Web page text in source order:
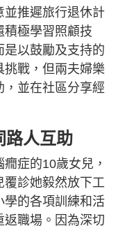
並推遲旅行退休計
積極學習照顧技
以鼓勵及支持的
挑戰，但兩夫婦樂
並在社區分享經
路人互助
症的10歲女兒，
覆診她毅然放下工
學的各項訓練和活
職場。因為深切